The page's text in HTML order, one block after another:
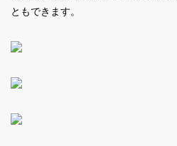
ともできます。